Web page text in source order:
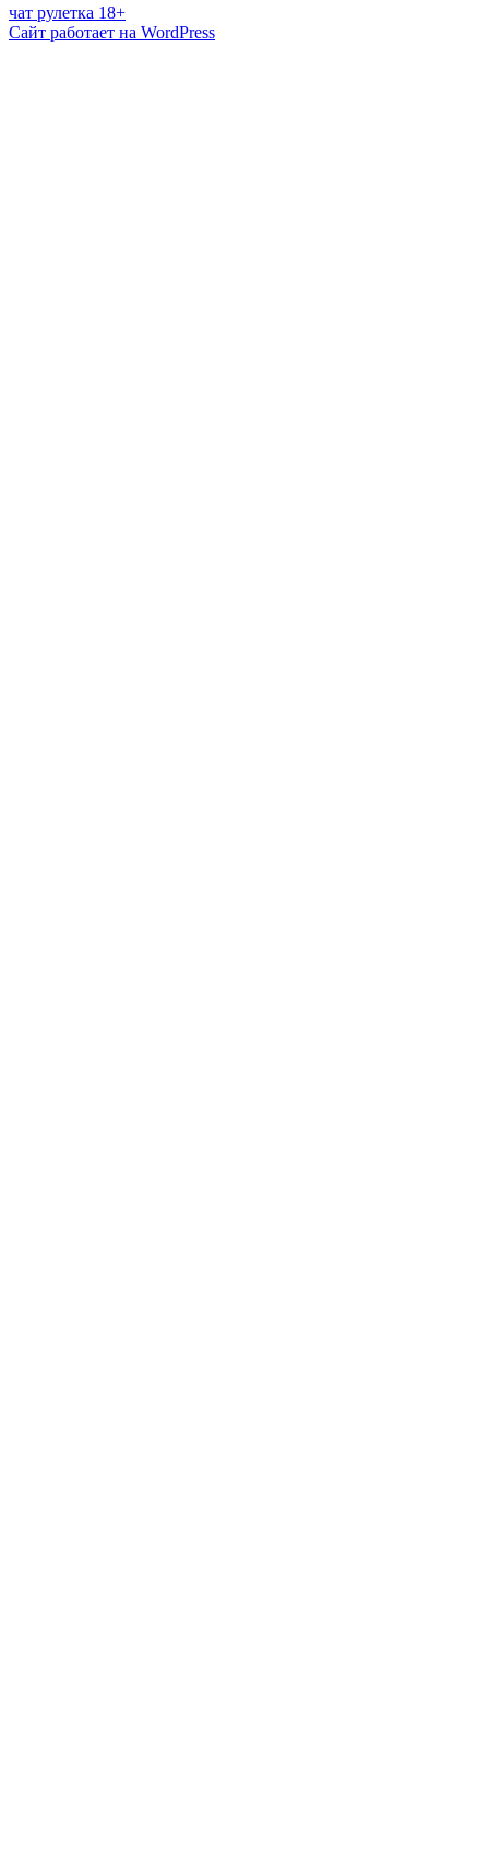
чат рулетка 18+
Сайт работает на WordPress